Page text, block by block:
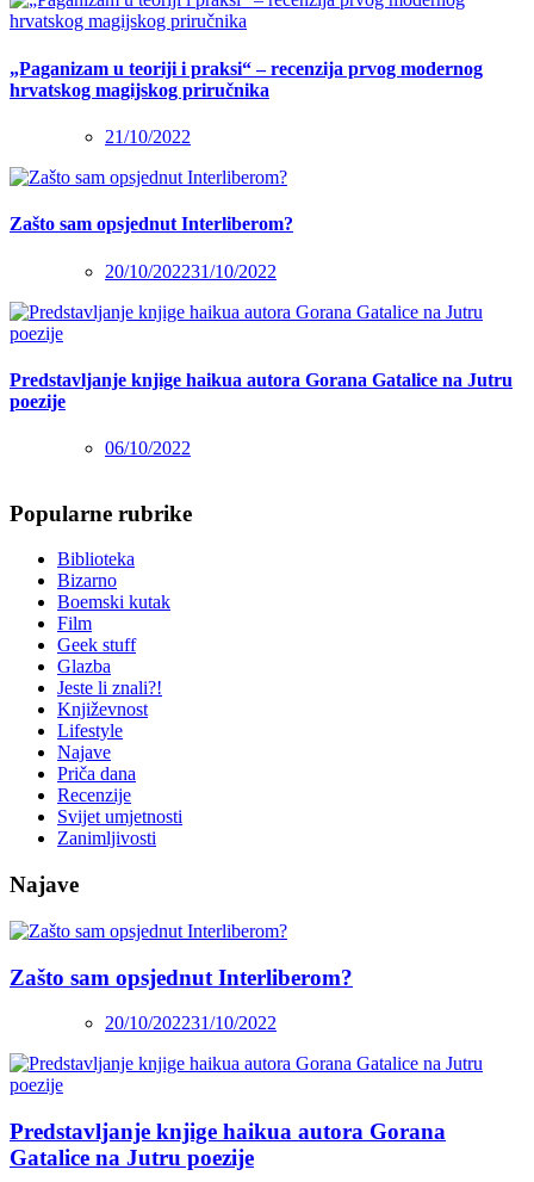
„Paganizam u teoriji i praksi“ – recenzija prvog modernog
hrvatskog magijskog priručnika
21/10/2022
Zašto sam opsjednut Interliberom?
20/10/202231/10/2022
Predstavljanje knjige haikua autora Gorana Gatalice na Jutru
poezije
06/10/2022
Popularne rubrike
Biblioteka
Bizarno
Boemski kutak
Film
Geek stuff
Glazba
Jeste li znali?!
Književnost
Lifestyle
Najave
Priča dana
Recenzije
Svijet umjetnosti
Zanimljivosti
Najave
Zašto sam opsjednut Interliberom?
20/10/202231/10/2022
Predstavljanje knjige haikua autora Gorana
Gatalice na Jutru poezije